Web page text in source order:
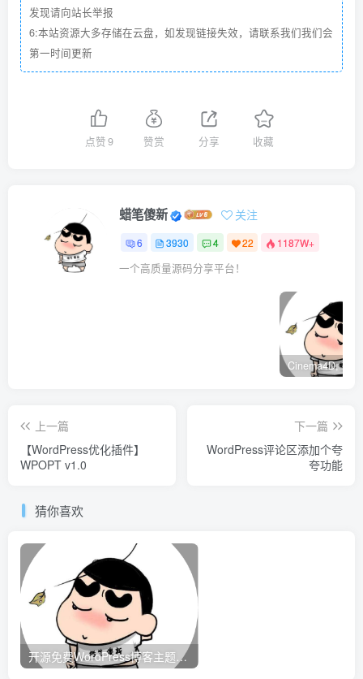
发现请向站长举报
6:本站资源大多存储在云盘，如发现链接失效，请联系我们我们会
第一时间更新
点赞9 赞赏 分享 收藏
蜡笔傻新 关注
6 3930 4 22 1187W+
一个高质量源码分享平台！
上一篇
【WordPress优化插件】
WPOPT v1.0
下一篇
WordPress评论区添加个夸
夸功能
猜你喜欢
开源免费WordPress博客主题–Concise